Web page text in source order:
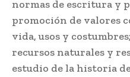
normas de escritura y
promoción de valores
vida, usos y
recursos naturales y
estudio de la historia